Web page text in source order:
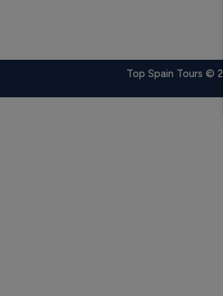
Top Spain Tours ©